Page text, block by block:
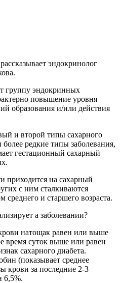
эндокринолог
группу эндокринных
повышение уровня
образования и/или действия
и второй типы сахарного
редкие типы заболевания,
гестационный сахарный
приходится на сахарный
с ним сталкиваются
и старшего возраста.
а заболевании?
натощак равен или выше
время суток выше или равен
сахарного диабета.
(показывает среднее
крови за последние 2-3
6,5%.